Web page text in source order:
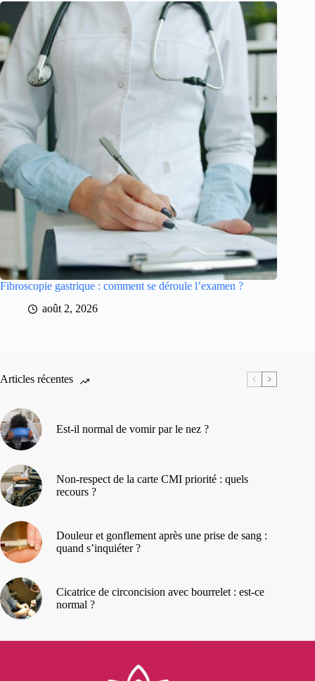
Fibroscopie gastrique : comment se déroule l’examen ?
août 2, 2026
Articles récentes
Est-il normal de vomir par le nez ?
Non-respect de la carte CMI priorité : quels
recours ?
Douleur et gonflement après une prise de sang :
quand s’inquiéter ?
Cicatrice de circoncision avec bourrelet : est-ce
normal ?